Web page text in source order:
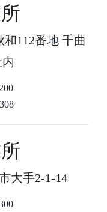
和112番地 千曲
大手2-1-14